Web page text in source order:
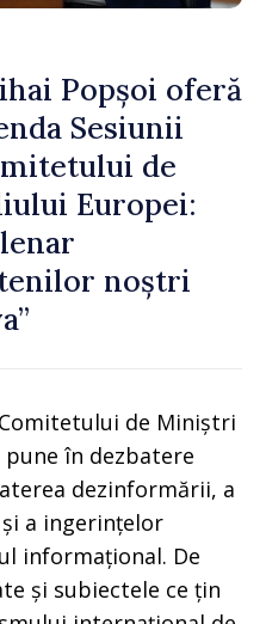
Popșoi oferă
Sesiunii
de
Europei:
noștri
de Miniștri
în dezbatere
dezinformării, a
a ingerințelor
informațional. De
și subiectele ce țin